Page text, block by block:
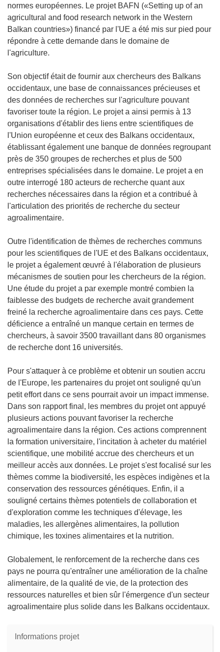
normes européennes. Le projet BAFN («Setting up of an
agricultural and food research network in the Western
Balkan countries») financé par l'UE a été mis sur pied pour
répondre à cette demande dans le domaine de
l'agriculture.
Son objectif était de fournir aux chercheurs des Balkans
occidentaux, une base de connaissances précieuses et
des données de recherches sur l'agriculture pouvant
favoriser toute la région. Le projet a ainsi permis à 13
organisations d'établir des liens entre scientifiques de
l'Union européenne et ceux des Balkans occidentaux,
établissant également une banque de données regroupant
près de 350 groupes de recherches et plus de 500
entreprises spécialisées dans le domaine. Le projet a en
outre interrogé 180 acteurs de recherche quant aux
recherches nécessaires dans la région et a contribué à
l'articulation des priorités de recherche du secteur
agroalimentaire.
Outre l'identification de thèmes de recherches communs
pour les scientifiques de l'UE et des Balkans occidentaux,
le projet a également œuvré à l'élaboration de plusieurs
mécanismes de soutien pour les chercheurs de la région.
Une étude du projet a par exemple montré combien la
faiblesse des budgets de recherche avait grandement
freiné la recherche agroalimentaire dans ces pays. Cette
déficience a entraîné un manque certain en termes de
chercheurs, à savoir 3500 travaillant dans 80 organismes
de recherche dont 16 universités.
Pour s'attaquer à ce problème et obtenir un soutien accru
de l'Europe, les partenaires du projet ont souligné qu'un
petit effort dans ce sens pourrait avoir un impact immense.
Dans son rapport final, les membres du projet ont appuyé
plusieurs actions pouvant favoriser la recherche
agroalimentaire dans la région. Ces actions comprennent
la formation universitaire, l'incitation à acheter du matériel
scientifique, une mobilité accrue des chercheurs et un
meilleur accès aux données. Le projet s'est focalisé sur les
thèmes comme la biodiversité, les espèces indigènes et la
conservation des ressources génétiques. Enfin, il a
souligné certains thèmes potentiels de collaboration et
d'exploration comme les techniques d'élevage, les
maladies, les allergènes alimentaires, la pollution
chimique, les toxines alimentaires et la nutrition.
Globalement, le renforcement de la recherche dans ces
pays ne pourra qu'entraîner une amélioration de la chaîne
alimentaire, de la qualité de vie, de la protection des
ressources naturelles et bien sûr l'émergence d'un secteur
agroalimentaire plus solide dans les Balkans occidentaux.
Informations projet